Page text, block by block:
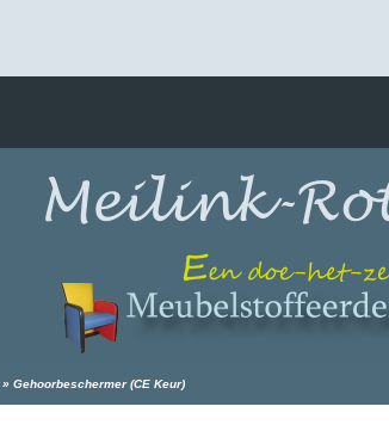
» Gehoorbeschermer (CE Keur)